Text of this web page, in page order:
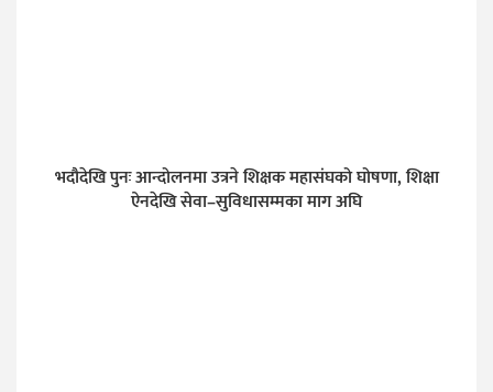
भदौदेखि पुनः आन्दोलनमा उत्रने शिक्षक महासंघको घोषणा, शिक्षा
ऐनदेखि सेवा–सुविधासम्मका माग अघि